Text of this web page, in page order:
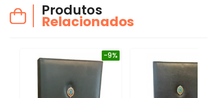
Produtos
Relacionados
-9%